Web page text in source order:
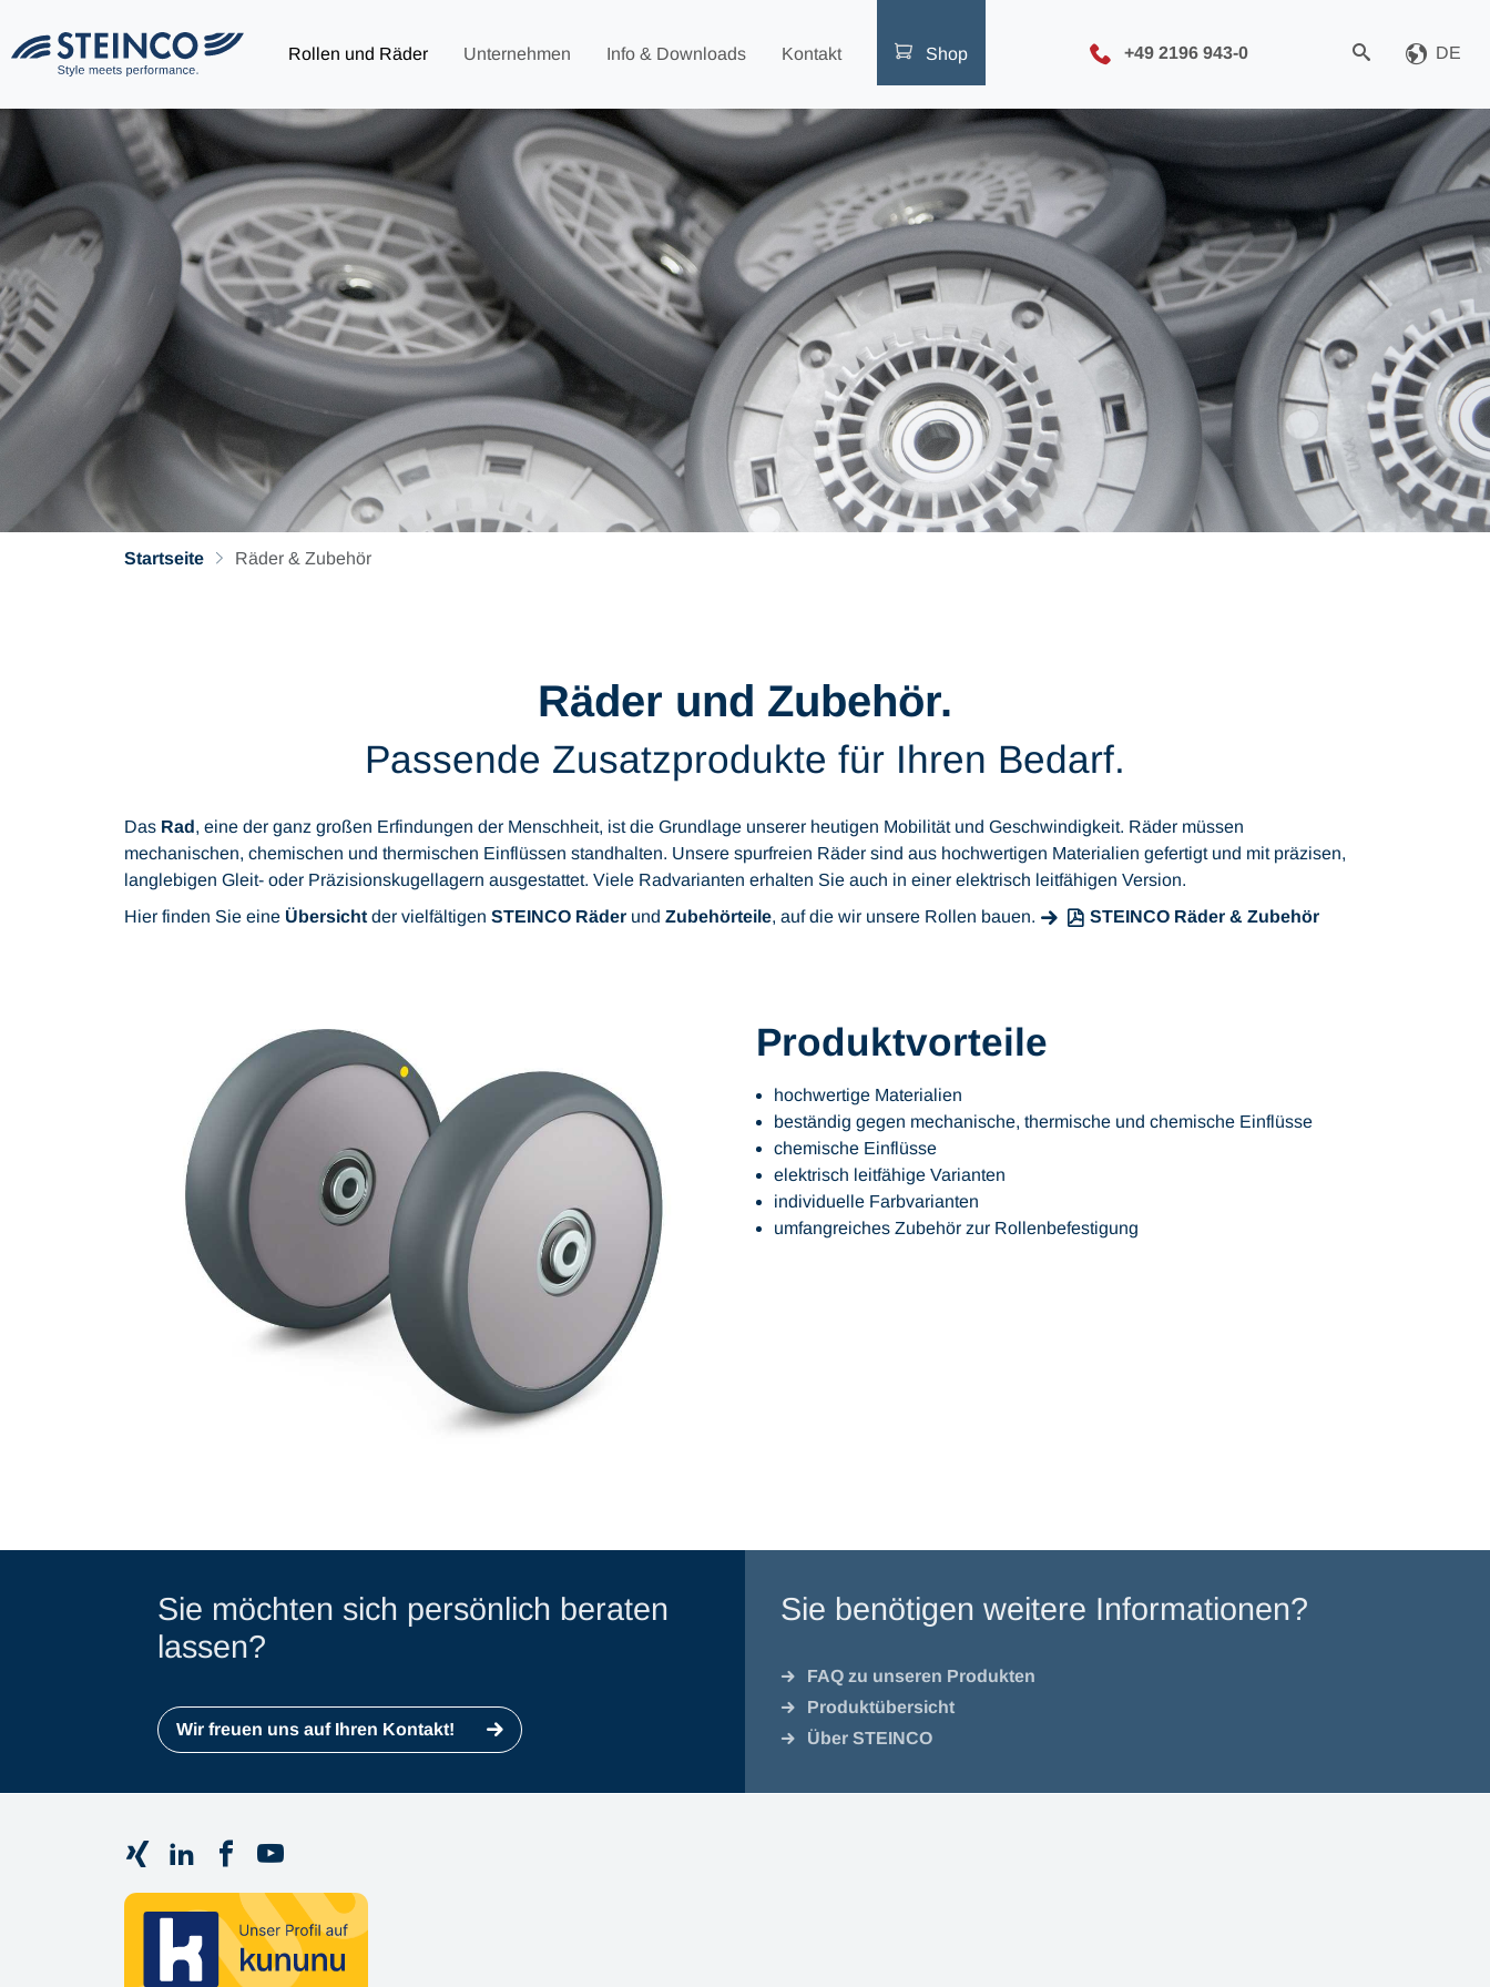
Rollen und Räder Unternehmen Info & Downloads Kontakt Shop +49 2196 943-0 DE
Startseite Räder & Zubehör
Räder und Zubehör.
Passende Zusatzprodukte für Ihren Bedarf.
Das Rad, eine der ganz großen Erfindungen der Menschheit, ist die Grundlage unserer heutigen Mobilität und Geschwindigkeit. Räder müssen
mechanischen, chemischen und thermischen Einflüssen standhalten. Unsere spurfreien Räder sind aus hochwertigen Materialien gefertigt und mit präzisen,
langlebigen Gleit- oder Präzisionskugellagern ausgestattet. Viele Radvarianten erhalten Sie auch in einer elektrisch leitfähigen Version.
Hier finden Sie eine Übersicht der vielfältigen STEINCO Räder und Zubehörteile, auf die wir unsere Rollen bauen. STEINCO Räder & Zubehör
Produktvorteile
hochwertige Materialien
beständig gegen mechanische, thermische und chemische Einflüsse
chemische Einflüsse
elektrisch leitfähige Varianten
individuelle Farbvarianten
umfangreiches Zubehör zur Rollenbefestigung
Sie möchten sich persönlich beraten
lassen?
Wir freuen uns auf Ihren Kontakt!
Sie benötigen weitere Informationen?
FAQ zu unseren Produkten
Produktübersicht
Über STEINCO